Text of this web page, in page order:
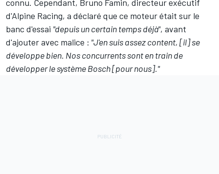
connu. Cependant, Bruno Famin, directeur exécutif
d'Alpine Racing, a déclaré que ce moteur était sur le
banc d'essai "depuis un certain temps déjà", avant
d'ajouter avec malice : "J'en suis assez content, [il] se
développe bien. Nos concurrents sont en train de
développer le système Bosch [pour nous]."